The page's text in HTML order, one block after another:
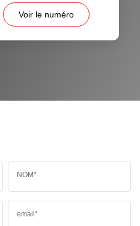
Voir le numéro
NOM*
email*